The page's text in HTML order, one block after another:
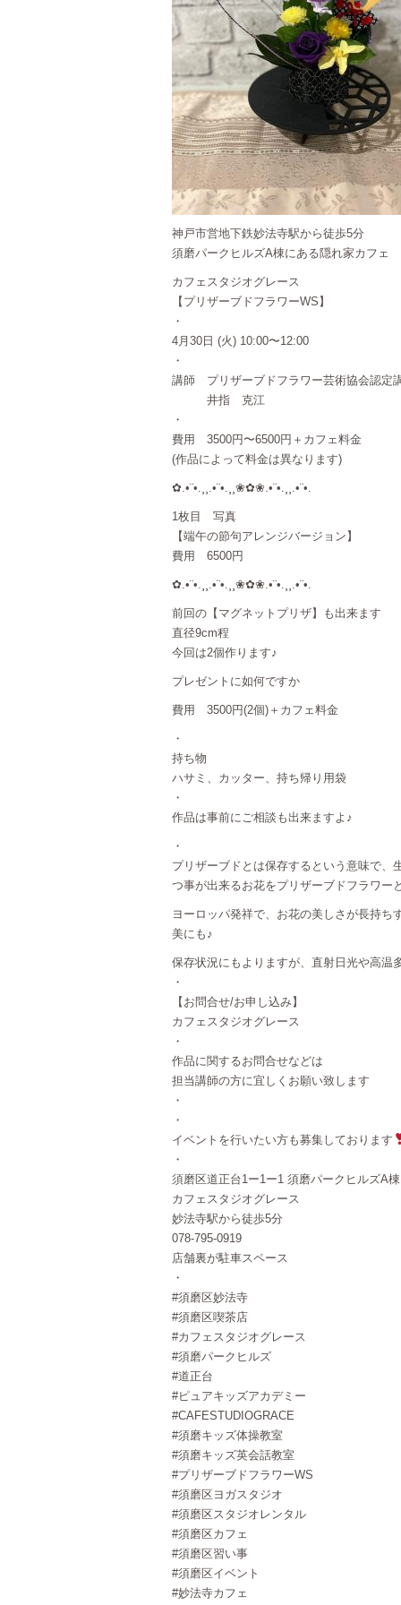
神戸市営地下鉄妙法寺駅から徒歩5分
須磨パークヒルズA棟にある隠れ家カフェ
カフェスタジオグレース
【プリザーブドフラワーWS】
・
4月30日 (火) 10:00〜12:00
・
講師 プリザーブドフラワー芸術協会認定
井指 克江
・
費用 3500円〜6500円＋カフェ料金
(作品によって料金は異なります)
✿.•¨•.¸¸.•¨•.¸¸❀✿❀.•¨•.¸¸.•¨•.
1枚目 写真
【端午の節句アレンジバージョン】
費用 6500円
✿.•¨•.¸¸.•¨•.¸¸❀✿❀.•¨•.¸¸.•¨•.
前回の【マグネットプリザ】も出来ます
直径9cm程
今回は2個作ります♪
プレゼントに如何ですか
費用 3500円(2個)＋カフェ料金
・
持ち物
ハサミ、カッター、持ち帰り用袋
・
作品は事前にご相談も出来ますよ♪
・
プリザーブドとは保存するという意味で、
つ事が出来るお花をプリザーブドフラワー
ヨーロッパ発祥で、お花の美しさが長持
美にも♪
保存状況にもよりますが、直射日光や高温
・
【お問合せ/お申し込み】
カフェスタジオグレース
・
作品に関するお問合せなどは
担当講師の方に宜しくお願い致します
・
・
イベントを行いたい方も募集しております
・
須磨区道正台1ー1ー1 須磨パークヒルズA棟
カフェスタジオグレース
妙法寺駅から徒歩5分
078-795-0919
店舗裏が駐車スペース
・
#須磨区妙法寺
#須磨区喫茶店
#カフェスタジオグレース
#須磨パークヒルズ
#道正台
#ピュアキッズアカデミー
#CAFESTUDIOGRACE
#須磨キッズ体操教室
#須磨キッズ英会話教室
#プリザーブドフラワーWS
#須磨区ヨガスタジオ
#須磨区スタジオレンタル
#須磨区カフェ
#須磨区習い事
#須磨区イベント
#妙法寺カフェ